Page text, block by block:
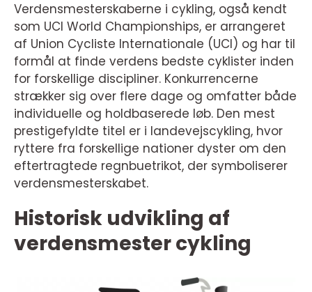
Verdensmesterskaberne i cykling, også kendt
som UCI World Championships, er arrangeret
af Union Cycliste Internationale (UCI) og har til
formål at finde verdens bedste cyklister inden
for forskellige discipliner. Konkurrencerne
strækker sig over flere dage og omfatter både
individuelle og holdbaserede løb. Den mest
prestigefyldte titel er i landevejscykling, hvor
ryttere fra forskellige nationer dyster om den
eftertragtede regnbuetrikot, der symboliserer
verdensmesterskabet.
Historisk udvikling af
verdensmester cykling